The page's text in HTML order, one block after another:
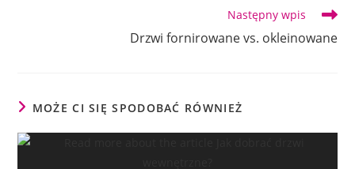
Następny wpis
Drzwi fornirowane vs. okleinowane
MOŻE CI SIĘ SPODOBAĆ RÓWNIEŻ